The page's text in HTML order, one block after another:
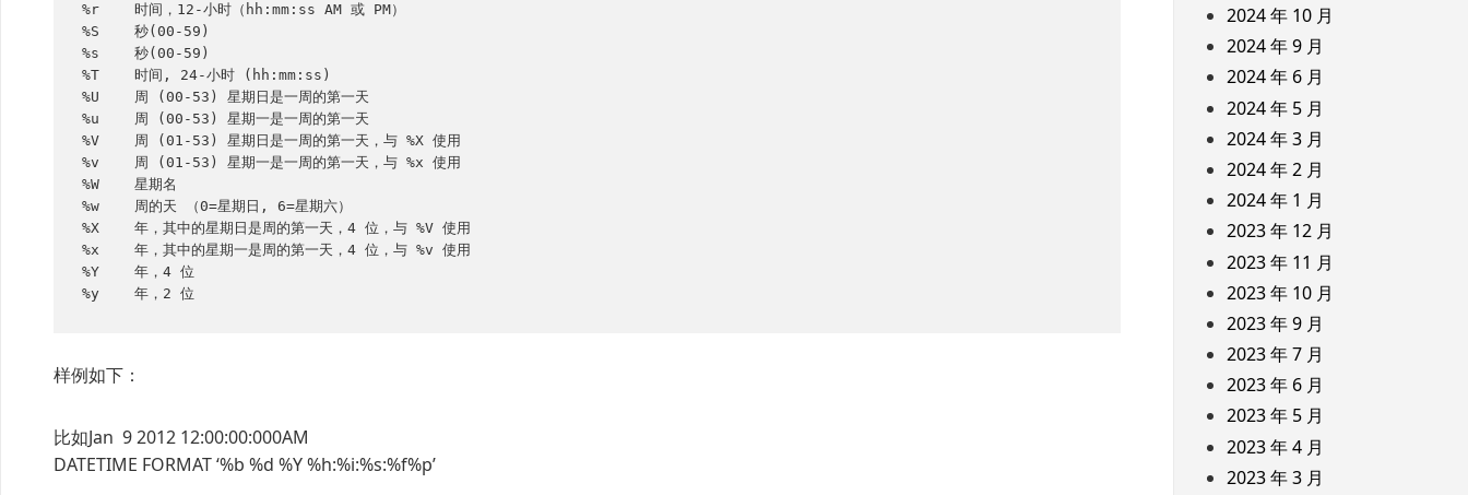
%r    时间，12-小时（hh:mm:ss AM 或 PM）
%S    秒(00-59)
%s    秒(00-59)
%T    时间, 24-小时 (hh:mm:ss)
%U    周 (00-53) 星期日是一周的第一天
%u    周 (00-53) 星期一是一周的第一天
%V    周 (01-53) 星期日是一周的第一天，与 %X 使用
%v    周 (01-53) 星期一是一周的第一天，与 %x 使用
%W    星期名
%w    周的天 （0=星期日, 6=星期六）
%X    年，其中的星期日是周的第一天，4 位，与 %V 使用
%x    年，其中的星期一是周的第一天，4 位，与 %v 使用
%Y    年，4 位
%y    年，2 位
样例如下：
比如Jan 9 2012 12:00:00:000AM
DATETIME FORMAT ‘%b %d %Y %h:%i:%s:%f%p’
2024 年 10 月
2024 年 9 月
2024 年 6 月
2024 年 5 月
2024 年 3 月
2024 年 2 月
2024 年 1 月
2023 年 12 月
2023 年 11 月
2023 年 10 月
2023 年 9 月
2023 年 7 月
2023 年 6 月
2023 年 5 月
2023 年 4 月
2023 年 3 月